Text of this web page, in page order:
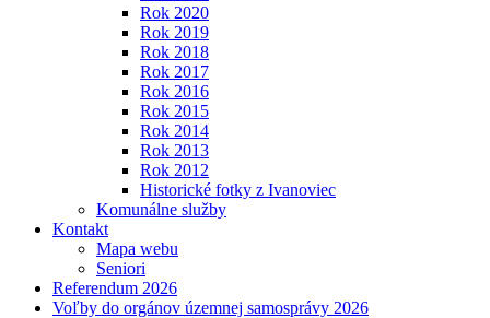
Rok 2020
Rok 2019
Rok 2018
Rok 2017
Rok 2016
Rok 2015
Rok 2014
Rok 2013
Rok 2012
Historické fotky z Ivanoviec
Komunálne služby
Kontakt
Mapa webu
Seniori
Referendum 2026
Voľby do orgánov územnej samosprávy 2026